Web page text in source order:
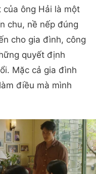
của ông Hải là một
chu, nề nếp đúng
cho gia đình, công
quyết định
Mặc cả gia đình
điều mà mình